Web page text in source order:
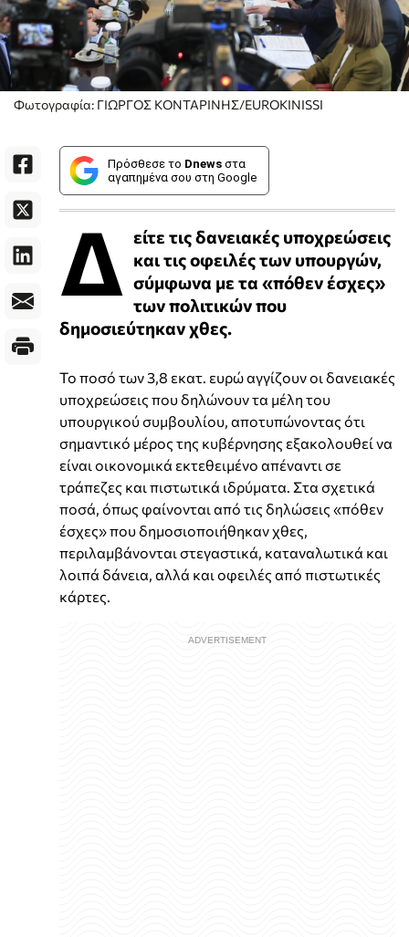
Φωτογραφία: ΓΙΩΡΓΟΣ ΚΟΝΤΑΡΙΝΗΣ/EUROKINISSI
Πρόσθεσε το Dnews στα
αγαπημένα σου στη Google
Δ είτε τις δανειακές υποχρεώσεις
και τις οφειλές των υπουργών,
σύμφωνα με τα «πόθεν έσχες»
των πολιτικών που
δημοσιεύτηκαν χθες.
Το ποσό των 3,8 εκατ. ευρώ αγγίζουν οι δανειακές
υποχρεώσεις που δηλώνουν τα μέλη του
υπουργικού συμβουλίου, αποτυπώνοντας ότι
σημαντικό μέρος της κυβέρνησης εξακολουθεί να
είναι οικονομικά εκτεθειμένο απέναντι σε
τράπεζες και πιστωτικά ιδρύματα. Στα σχετικά
ποσά, όπως φαίνονται από τις δηλώσεις «πόθεν
έσχες» που δημοσιοποιήθηκαν χθες,
περιλαμβάνονται στεγαστικά, καταναλωτικά και
λοιπά δάνεια, αλλά και οφειλές από πιστωτικές
κάρτες.